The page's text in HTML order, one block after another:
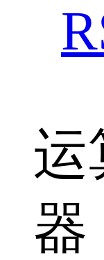
运
器